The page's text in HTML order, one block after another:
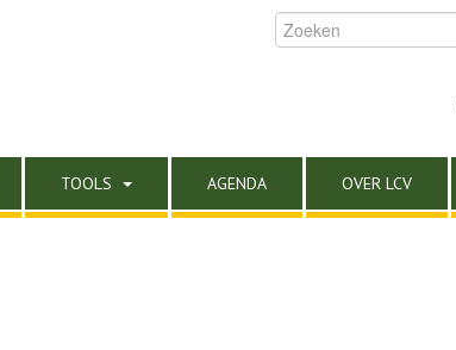
TOOLS AGENDA OVER LCV